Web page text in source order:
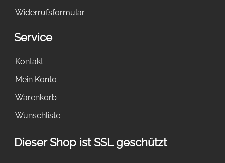
Widerrufsformular
Service
Kontakt
Mein Konto
Warenkorb
Wunschliste
Dieser Shop ist SSL geschützt